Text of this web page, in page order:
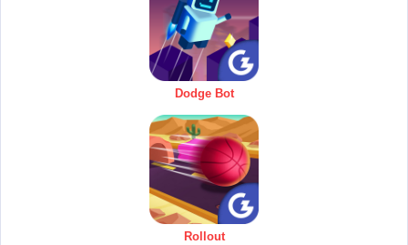
Dodge Bot
Rollout